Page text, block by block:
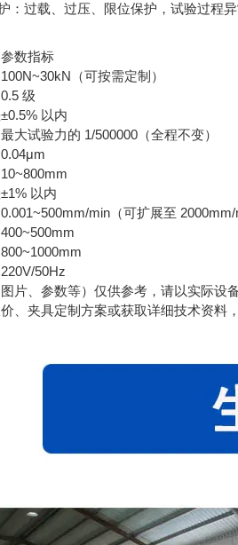
：过载、过压、限位保护，试验过程
参数指标
100N~30kN（可按需定制）
0.5 级
±0.5% 以内
最大试验力的 1/500000（全程不变）
0.04μm
10~800mm
±1% 以内
0.001~500mm/min（可扩展至 2000mm/
400~500mm
800~1000mm
220V/50Hz
片、参数等）仅供参考，请以实际设
、夹具定制方案或获取详细技术资料